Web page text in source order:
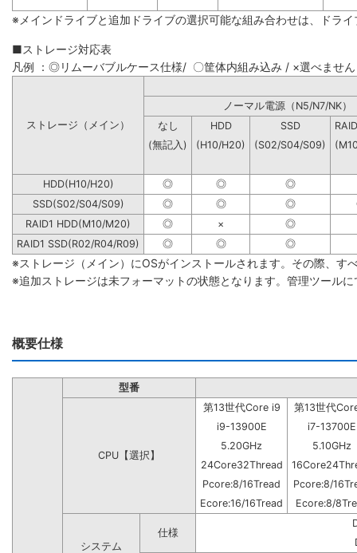
※メインドライブと追加ドライブの選択可能な組み合わせは、ドラ
■ストレージ対応表
凡例 ：◎リムーバブルケース仕様/ 〇筐体内組み込み / ×選べません
ノーマル電源（N5/
ストレージ（メイン）
なし HDD SSD
(無記入)
(H10/H20) (S02/S04/S09)
HDD(H10/H20) ◎ ◎
◎
SSD(S02/S04/S09)
◎ ◎ ◎
RAID1 HDD(M10/M20)
◎ ×
◎
RAID1 SSD(R02/R04/R09)
◎ ◎ ◎
※ストレージ（メイン）にOSがインストールされます。その際、す
※追加ストレージは未フォーマットの状態となります。管理ツール
概要仕様
型番
CPU【選択】
第13世代Core i9
第13世代
i9-13900E
i7-13700E
5.20GHz
5.10GHz
24Core32Thread
Pcore:8/16Tread
Pcore:8/
Ecore:16/16Tread
Ecore:8/
システム
仕様